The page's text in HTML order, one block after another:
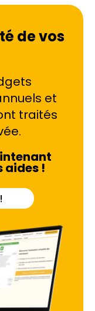
de vos
et
traités
aides !